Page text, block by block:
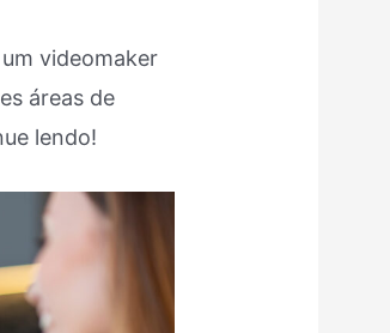
videomaker
áreas de
lendo!